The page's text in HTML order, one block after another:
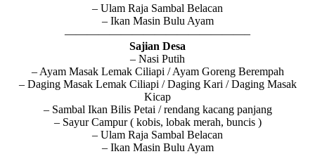
– Ulam Raja Sambal Belacan
– Ikan Masin Bulu Ayam
————————————————–
Sajian Desa
– Nasi Putih
– Ayam Masak Lemak Ciliapi / Ayam Goreng Berempah
– Daging Masak Lemak Ciliapi / Daging Kari / Daging Masak
Kicap
– Sambal Ikan Bilis Petai / rendang kacang panjang
– Sayur Campur ( kobis, lobak merah, buncis )
– Ulam Raja Sambal Belacan
– Ikan Masin Bulu Ayam